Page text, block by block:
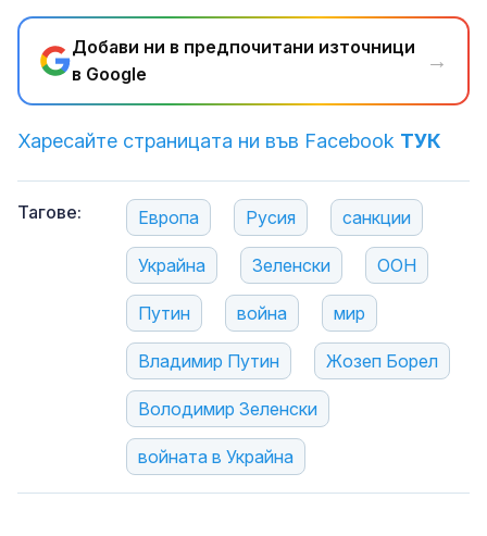
Добави ни в предпочитани източници
в Google
→
Харесайте страницата ни във Facebook ТУК
Тагове: Европа Русия санкции
Украйна Зеленски ООН
Путин война мир
Владимир Путин Жозеп Борел
Володимир Зеленски
войната в Украйна